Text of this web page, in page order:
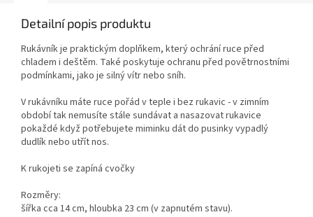
Detailní popis produktu
Rukávník je praktickým doplňkem, který ochrání ruce před
chladem i deštěm. Také poskytuje ochranu před povětrnostními
podmínkami, jako je silný vítr nebo sníh.
V rukávníku máte ruce pořád v teple i bez rukavic - v zimním
období tak nemusíte stále sundávat a nasazovat rukavice
pokaždé když potřebujete miminku dát do pusinky vypadlý
dudlík nebo utřít nos.
K rukojeti se zapíná cvočky
Rozměry:
šířka cca 14 cm, hloubka 23 cm (v zapnutém stavu).